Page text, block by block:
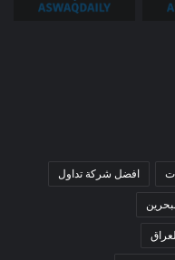
افضل شركة تداول